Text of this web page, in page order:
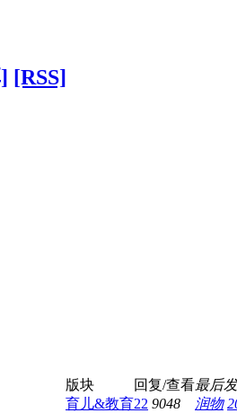
[RSS]
版块 回复/查看最后
育儿&教育22 9048 润物